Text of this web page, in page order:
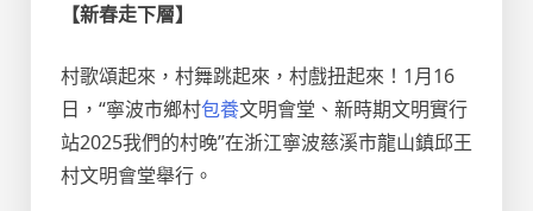
【新春走下層】
村歌頌起來，村舞跳起來，村戲扭起來！1月16
日，“寧波市鄉村包養文明會堂、新時期文明實行
站2025我們的村晚”在浙江寧波慈溪市龍山鎮邱王
村文明會堂舉行。